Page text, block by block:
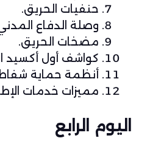
حنفيات الحريق.
وصلة الدفاع
مضخات الحريق.
كواشف أول أكسيد
أنظمة حماية
مميزات خدمات
اليوم الرابع